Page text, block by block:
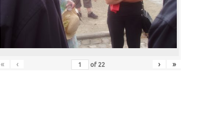
« ‹ of 22 › »